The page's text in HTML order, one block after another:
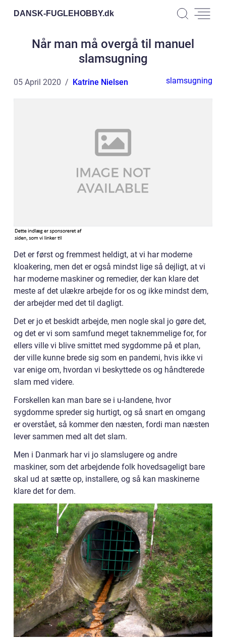
DANSK-FUGLEHOBBY.dk
Når man må overgå til manuel
slamsugning
05 April 2020 Katrine Nielsen slamsugning
Det er først og fremmest heldigt, at vi har moderne
kloakering, men det er også mindst lige så dejligt, at vi
har moderne maskiner og remedier, der kan klare det
meste af det ulækre arbejde for os og ikke mindst dem,
der arbejder med det til dagligt.
Det er jo et beskidt arbejde, men nogle skal jo gøre det,
og det er vi som samfund meget taknemmelige for, for
ellers ville vi blive smittet med sygdomme på et plan,
der ville kunne brede sig som en pandemi, hvis ikke vi
var enige om, hvordan vi beskyttede os og håndterede
slam med videre.
Forskellen kan man bare se i u-landene, hvor
sygdomme spreder sig hurtigt, og så snart en omgang
er overstået, så kommer den næsten, fordi man næsten
lever sammen med alt det slam.
Men i Danmark har vi jo slamslugere og andre
maskiner, som det arbejdende folk hovedsageligt bare
skal ud at sætte op, installere, og så kan maskinerne
klare det for dem.